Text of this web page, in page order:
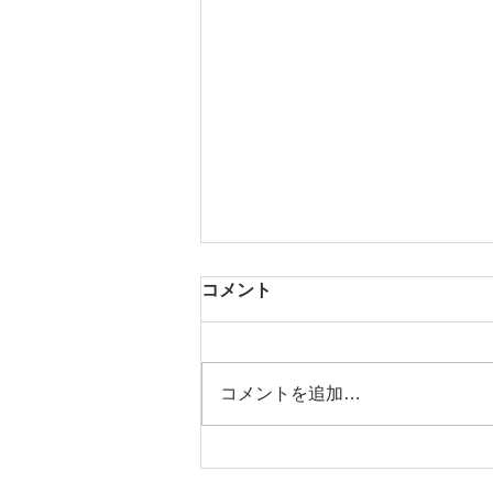
芳醇な香り
コメント
コメントを追加…